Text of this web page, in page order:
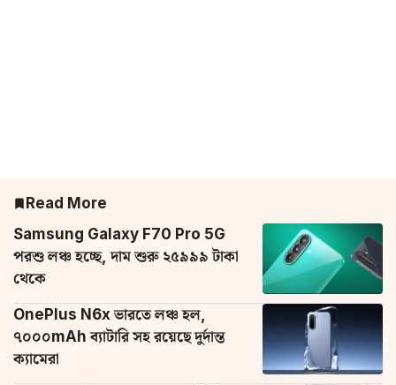
Read More
Samsung Galaxy F70 Pro 5G
পরশু লঞ্চ হচ্ছে, দাম শুরু ২৫৯৯৯ টাকা
থেকে
OnePlus N6x ভারতে লঞ্চ হল,
৭০০০mAh ব্যাটারি সহ রয়েছে দুর্দান্ত
ক্যামেরা